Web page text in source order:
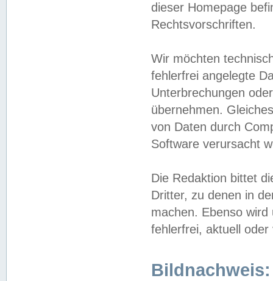
dieser Homepage
Rechtsvorschriften.
Wir möchten
fehlerfrei angelegte
Unterbrechungen
übernehmen.
von Daten durch
Software verursacht
Die Redaktion bittet
Dritter, zu denen in
machen. Ebenso
fehlerfrei, aktuell oder
Bildnachweis: